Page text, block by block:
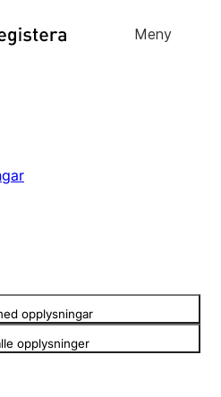
til
Meny
opplysningar
opplysninger